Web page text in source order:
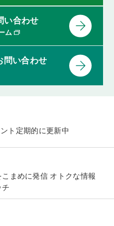
い合わせ
ム
問い合わせ
ト 定期的に更新中
まめに発信 オトクな情報